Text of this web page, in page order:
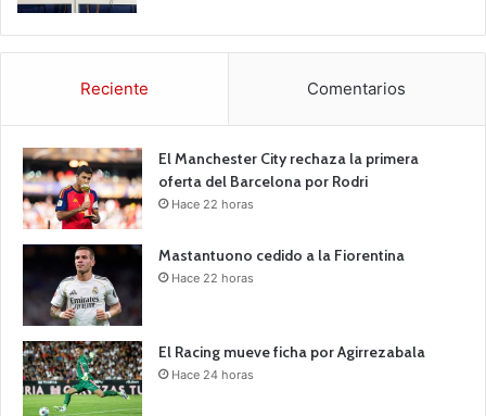
Reciente Comentarios
El Manchester City rechaza la primera
oferta del Barcelona por Rodri
Hace 22 horas
Mastantuono cedido a la Fiorentina
Hace 22 horas
El Racing mueve ficha por Agirrezabala
Hace 24 horas